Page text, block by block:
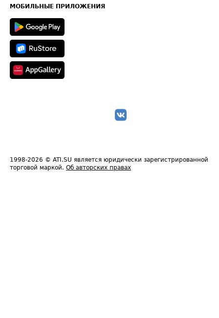
Техническая информация
МОБИЛЬНЫЕ ПРИЛОЖЕНИЯ
1998-2026 © ATI.SU является юридически зарегистрированной
торговой маркой. Об авторских правах